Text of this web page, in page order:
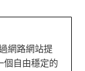
網路網站提
個自由穩定的